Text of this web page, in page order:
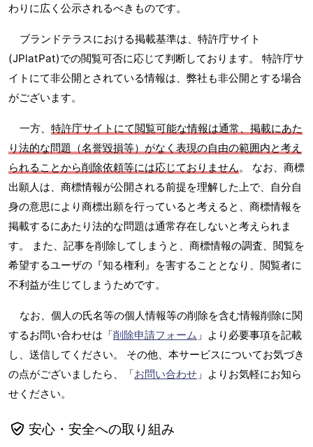
わりに広く公示されるべきものです。
ブランドテラスにおける掲載基準は、特許庁サイト
(JPlatPat)での閲覧可否に応じて判断しております。 特許庁サ
イトにて非公開とされている情報は、弊社も非公開とする場合
がございます。
一方、 特許庁サイトにて閲覧可能な情報は通常、掲載にあた
り法的な問題（名誉毀損等）がなく表現の自由の範囲内と考え
られることから削除依頼等には応じておりません。 なお、商標
出願人は、商標情報が公開される前提を理解した上で、自分自
身の意思により商標出願を行っていると考えると、商標情報を
掲載するにあたり法的な問題は通常存在しないと考えられま
す。 また、記事を削除してしまうと、商標情報の調査、閲覧を
希望するユーザの『知る権利』を害することとなり、閲覧者に
不利益が生じてしまうためです。
なお、個人の氏名等の個人情報等の削除を含む情報削除に関
するお問い合わせは「削除申請フォーム 」より必要事項を記載
し、送信してください。 その他、本サービスについてお気づき
の点がございましたら、「お問い合わせ 」よりお気軽にお知ら
せください。
安心・安全への取り組み